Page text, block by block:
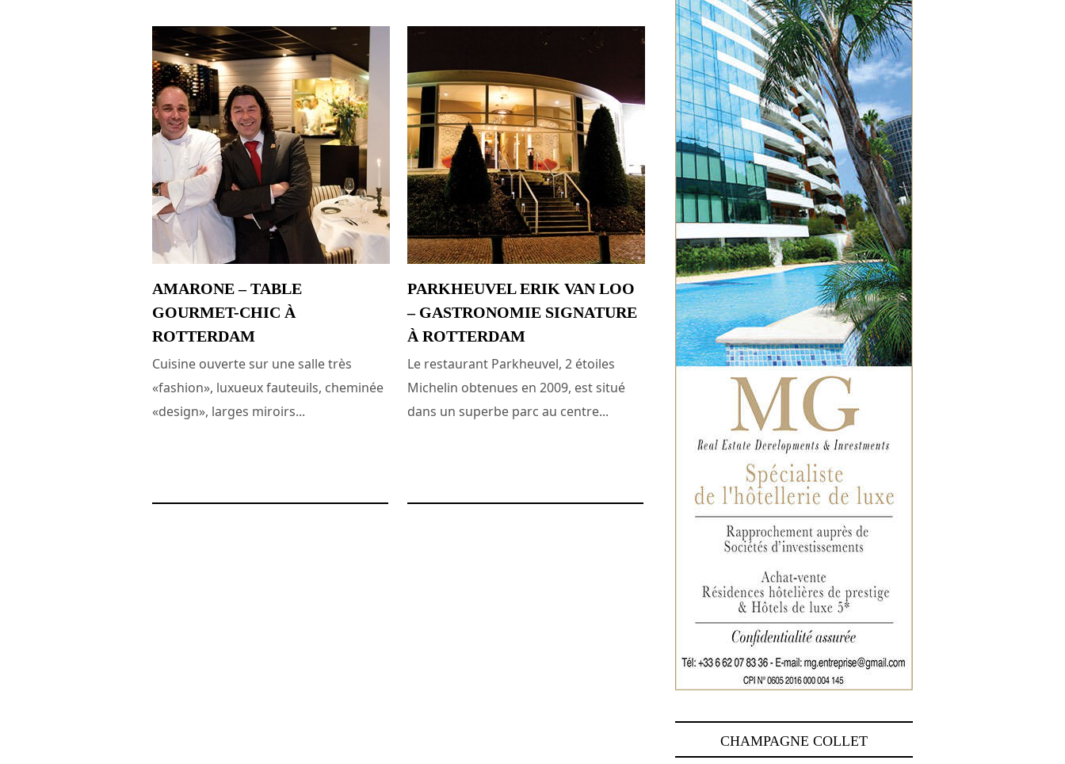
AMARONE – TABLE
GOURMET-CHIC À
ROTTERDAM
Cuisine ouverte sur une salle très
«fashion», luxueux fauteuils, cheminée
«design», larges miroirs...
PARKHEUVEL ERIK VAN LOO
– GASTRONOMIE SIGNATURE
À ROTTERDAM
Le restaurant Parkheuvel, 2 étoiles
Michelin obtenues en 2009, est situé
dans un superbe parc au centre...
CHAMPAGNE COLLET